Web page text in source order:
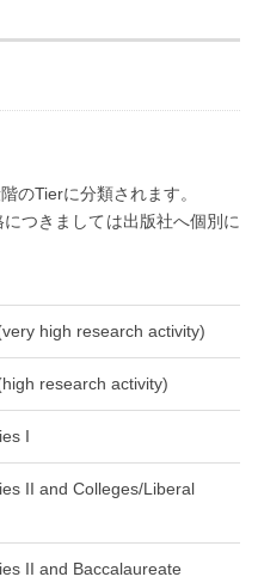
のTierに分類されます。
つきましては出版社へ個別に
high research activity)
research activity)
I
II and Colleges/Liberal
II and Baccalaureate